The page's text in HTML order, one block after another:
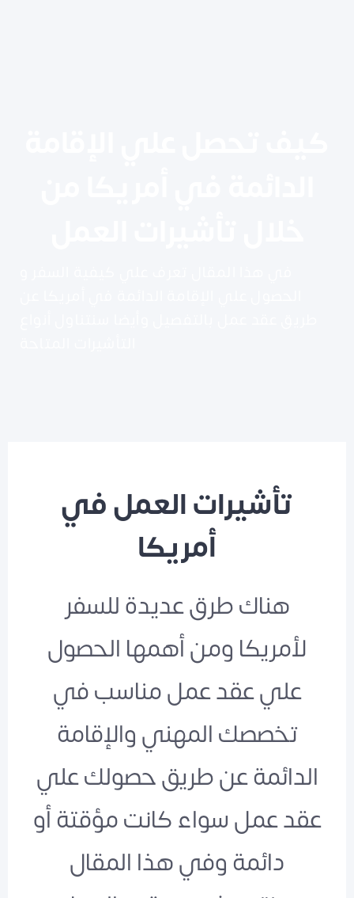
تأشيرات العمل في
أمريكا
هناك طرق عديدة للسفر
لأمريكا ومن أهمها الحصول
علي عقد عمل مناسب في
تخصصك المهني والإقامة
الدائمة عن طريق حصولك علي
عقد عمل سواء كانت مؤقتة أو
دائمة وفي هذا المقال